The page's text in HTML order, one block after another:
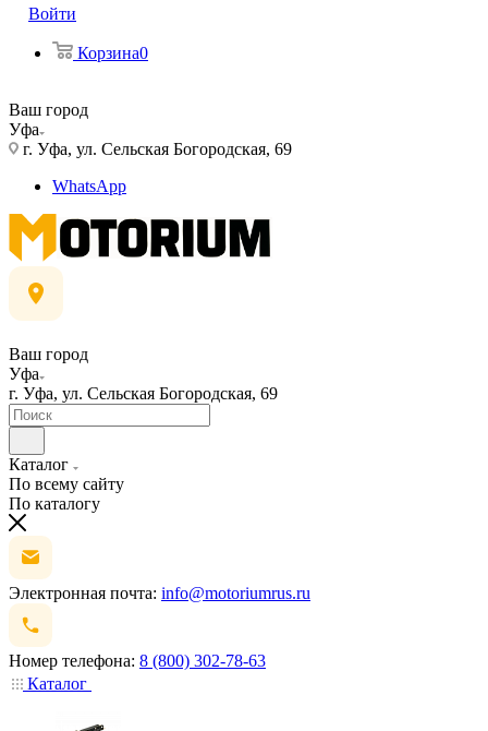
Войти
Корзина0
Ваш город
Уфа
г. Уфа, ул. Сельская Богородская, 69
WhatsApp
Ваш город
Уфа
г. Уфа, ул. Сельская Богородская, 69
Каталог
По всему сайту
По каталогу
Электронная почта: info@motoriumrus.ru
Номер телефона: 8 (800) 302-78-63
Каталог